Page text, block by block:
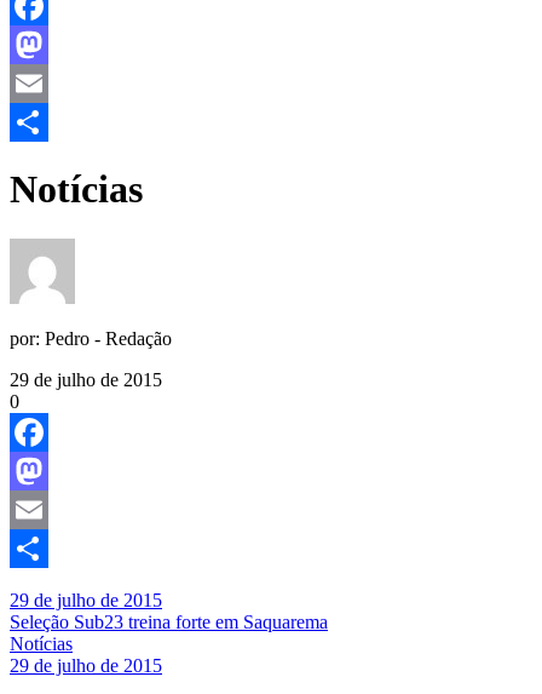
Facebook
Mastodon
Email
Notícias
por: Pedro - Redação
29 de julho de 2015
0
Facebook
Mastodon
Email
29 de julho de 2015
Seleção Sub23 treina forte em Saquarema
Notícias
29 de julho de 2015